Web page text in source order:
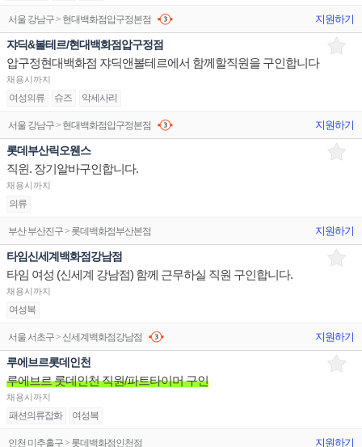
서울 강남구 > 현대백화점압구정본점 지원하기
쟈딕&볼테르/현대백화점압구정점
압구정현대백화점 쟈딕앤볼테르에서 함께할직원을 구인합니다
채용시까지
여성의류 슈즈 악세사리
서울 강남구 > 현대백화점압구정본점 지원하기
롯데부산릭오웬스
직윈. 장기알바구인합니다.
채용시까지
의류
부산 부산진구 > 롯데백화점부산본점 지원하기
타임신세계백화점강남점
타임 여성 (신세계 강남점) 함께 근무하실 직원 구인합니다.
채용시까지
여성복
서울 서초구 > 신세계백화점강남점 지원하기
루에브르롯데인천
루에브르 롯데인천 직원/파트타이머 구인
채용시까지
패션의류잡화 여성복
인천 미추홀구 > 롯데백화점인천점 지원하기